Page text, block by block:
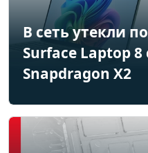
В сеть утекли
Surface Laptop
Snapdragon X2